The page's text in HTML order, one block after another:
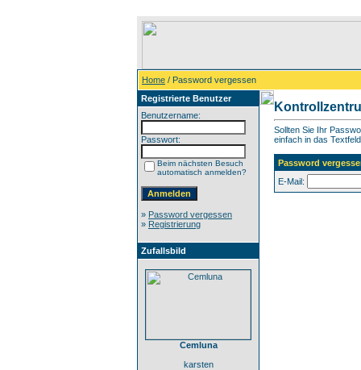
Home / Password vergessen
Registrierte Benutzer
Benutzername:
Passwort:
Beim nächsten Besuch
automatisch anmelden?
» Password vergessen
» Registrierung
Zufallsbild
Cemluna
karsten
Sollten Sie Ihr
einfach in das
Password
E-Mail: